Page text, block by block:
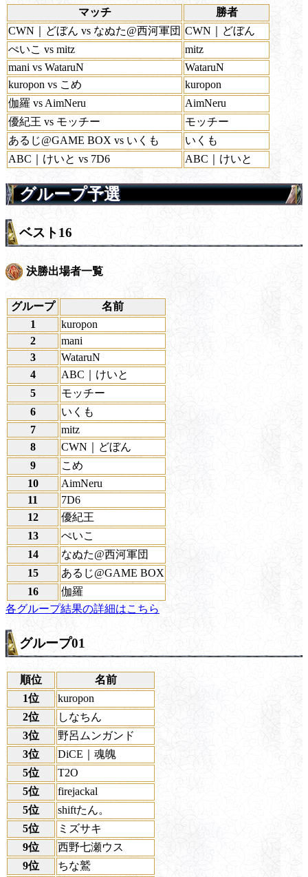
マッチ
勝者
CWN｜どぼん vs なぬた@西河軍団 CWN｜どぼん
ぺいこ vs mitz
mitz
mani vs WataruN
WataruN
kuropon vs こめ
kuropon
伽羅 vs AimNeru
AimNeru
優紀王 vs モッチー
モッチー
あるじ@GAME BOX vs いくも
いくも
ABC｜けいと vs 7D6
ABC｜けいと
グループ予選
ベスト16
決勝出場者一覧
グループ
名前
1
kuropon
2
mani
3
WataruN
4
ABC｜けいと
5
モッチー
6
いくも
7
mitz
8
CWN｜どぼん
9
こめ
10
AimNeru
11
7D6
12
優紀王
13
ぺいこ
14
なぬた@西河軍団
15
あるじ@GAME BOX
16
伽羅
各グループ結果の詳細はこちら
グループ01
順位
名前
1位
kuropon
2位
しなちん
3位
野呂ムンガンド
3位
DiCE｜魂魄
5位
T2O
5位
firejackal
5位
shiftたん。
5位
ミズサキ
9位
西野七瀬ウス
9位
ちな鷲